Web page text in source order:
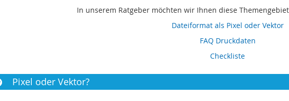
In unserem Ratgeber möchten wir Ihnen diese
Dateiformat als Pixel oder Vektor
FAQ Druckdaten
Checkliste
Pixel oder Vektor?